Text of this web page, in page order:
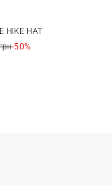
One size
HIKE HAT
-50%